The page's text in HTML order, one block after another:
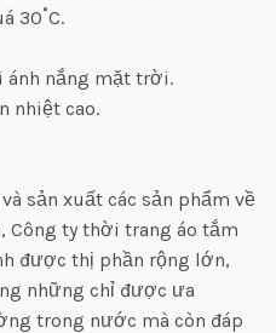
30˚C.
nắng mặt trời.
nhiệt cao.
sản xuất các sản phẩm về
Công ty thời trang áo tắm
được thị phần rộng lớn,
những chỉ được ưa
trong nước mà còn đáp